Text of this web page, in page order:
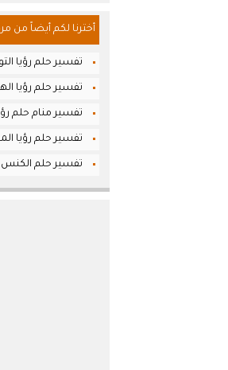
أخترنا لكم أيضاً من
تفسير حلم رؤيا
تفسير حلم رؤيا
تفسير منام حلم
تفسير حلم رؤيا
تفسير حلم الكنس